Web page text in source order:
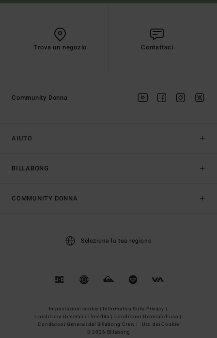
Trova un negozio Contattaci
AIUTO
BILLABONG
Community Donna
COMMUNITY DONNA
Seleziona la tua regione
Impostazioni cookie | Informativa Sulla Privacy |
Condizioni Generali di Vendita | Condizioni Generali d’uso |
Condizioni Generali del Billabong Crew |
Uso dei Cookie
© 2026 Billabong